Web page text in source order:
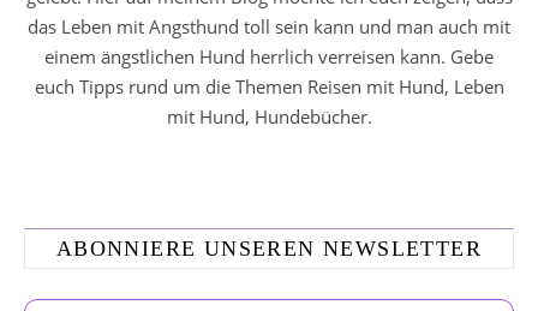
das Leben mit Angsthund toll sein kann und man auch mit
einem ängstlichen Hund herrlich verreisen kann. Gebe
euch Tipps rund um die Themen Reisen mit Hund, Leben
mit Hund, Hundebücher.
ABONNIERE UNSEREN NEWSLETTER